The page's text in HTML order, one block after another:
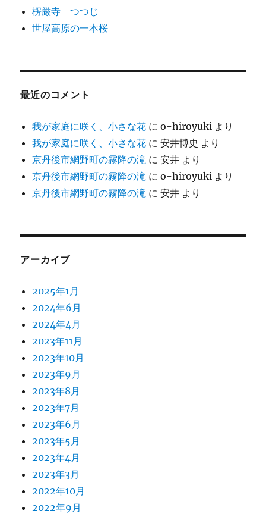
楞厳寺 つつじ
世屋高原の一本桜
最近のコメント
我が家庭に咲く、小さな花 にo-hiroyuki より
我が家庭に咲く、小さな花 に安井博史 より
京丹後市網野町の霧降の滝 に安井 より
京丹後市網野町の霧降の滝 にo-hiroyuki より
京丹後市網野町の霧降の滝 に安井 より
アーカイブ
2025年1月
2024年6月
2024年4月
2023年11月
2023年10月
2023年9月
2023年8月
2023年7月
2023年6月
2023年5月
2023年4月
2023年3月
2022年10月
2022年9月